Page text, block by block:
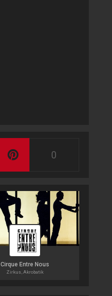
0
Cirque Entre Nous
Zirkus, Akrobatik